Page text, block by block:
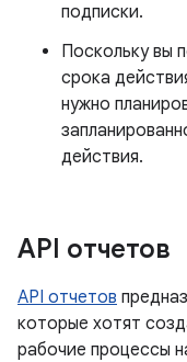
подписки.
Поскольку вы
срока
нужно
действия.
API отчетов
API отчетов
которые хотят
рабочие процессы